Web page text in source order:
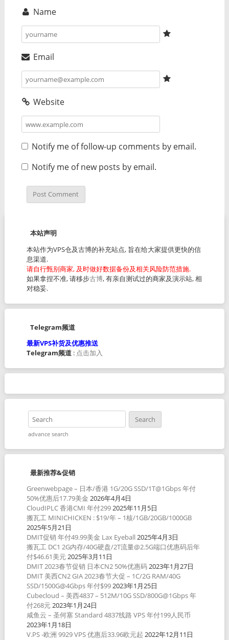
Name
Email
Website
Notify me of follow-up comments by email.
Notify me of new posts by email.
本站声明
本站作为VPS仓及古博的补充站点, 旨在给大家提供更快的信
息渠道.
请自行甄别商家, 及时做好数据备份及相关风险防范措施.
如果拿捏不准, 请移步古博, 有亲自测试过的商家及演示站, 相
对稳妥.
Telegram频道
最新VPS补货及优惠推送
Telegram频道: 点击加入
advance search
最新推荐&促销
Greenwebpage – 日本/香港 1G/20G SSD/1T@1Gbps 年付
50%优惠后17.79美金 2026年4月4日
CloudIPLC 香港CMI 年付2992025年11月5日
搬瓦工 MINICHICKEN : $19/年 – 1核/1GB/20GB/1000GB
2025年5月21日
DMIT促销 年付49.99美金 Lax Eyeball 2025年4月3日
搬瓦工 DC1 2G内存/40G硬盘/2T流量@2.5G端口优惠码后年
付$46.61美元2025年3月11日
DMIT 2023春节促销 日本CN2 50%优惠码2023年1月27日
DMIT 美西CN2 GIA 2023春节大促 – 1C/2G RAM/40G
SSD/1500G@4Gbps 年付$992023年1月25日
Cubecloud – 美西4837 – 512M/10G SSD/800G@1Gbps 年
付268元2023年1月24日
咸鱼云 – 圣何塞 Standard 4837线路 VPS 年付199人民币
2023年1月18日
V.PS -欧洲 9929 VPS 优惠后33.96欧元起 2022年12月11日